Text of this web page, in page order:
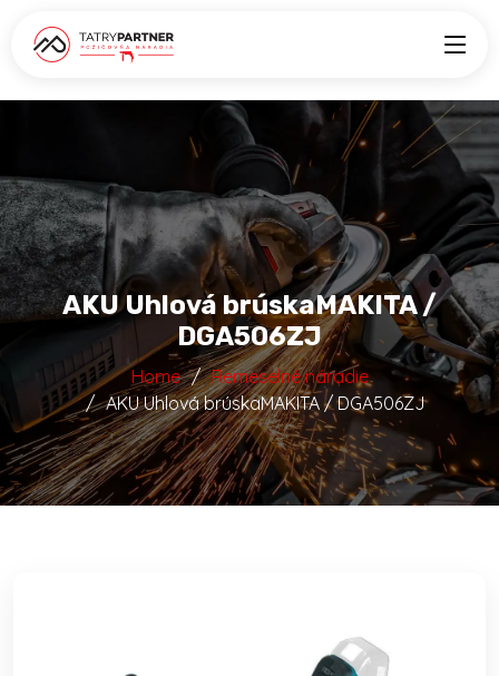
AKU Uhlová brúskaMAKITA /
DGA506ZJ
Home
Remeselné náradie
AKU Uhlová brúskaMAKITA / DGA506ZJ